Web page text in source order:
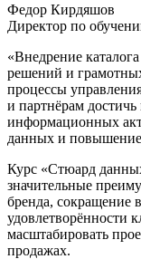
Федор Кирдяшов
Директор по
«Внедрение
решений и
процессы
и партнёрам
информационных
данных и повышение
Курс «Стюард
значительные
бренда, сокращение
удовлетворённости
масштабировать
продажах.